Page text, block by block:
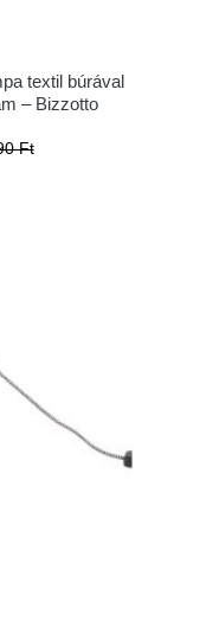
textil búrával
– Bizzotto
Ft